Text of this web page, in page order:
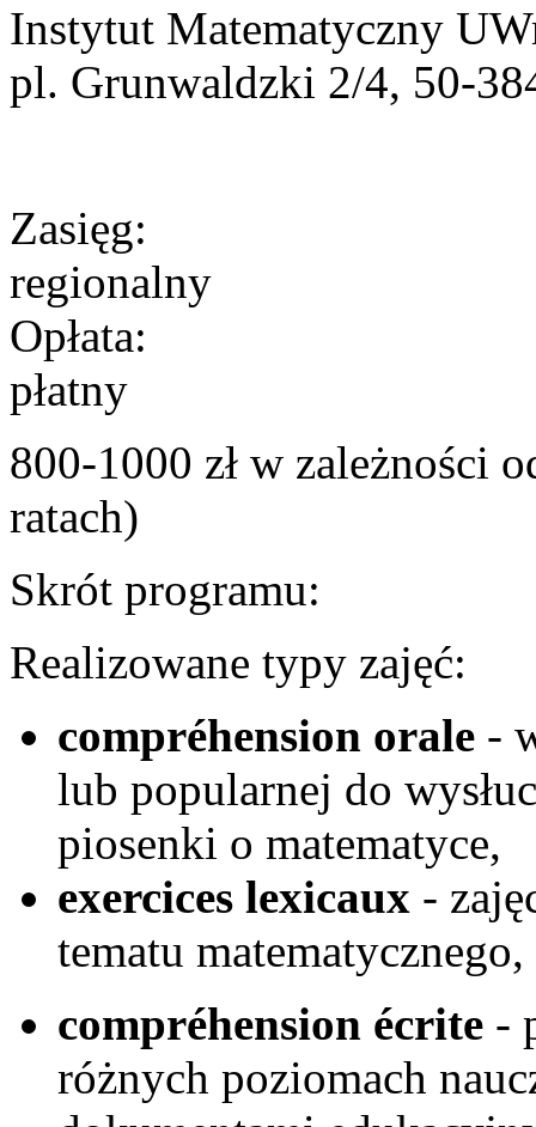
Instytut Matematyczny
pl. Grunwaldzki 2/4, 50-
Zasięg:
regionalny
Opłata:
płatny
800-1000 zł w zależności
ratach)
Skrót programu:
Realizowane typy zajęć:
compréhension orale -
lub popularnej do
piosenki o matematyce,
exercices lexicaux -
tematu
compréhension écrite -
różnych poziomach